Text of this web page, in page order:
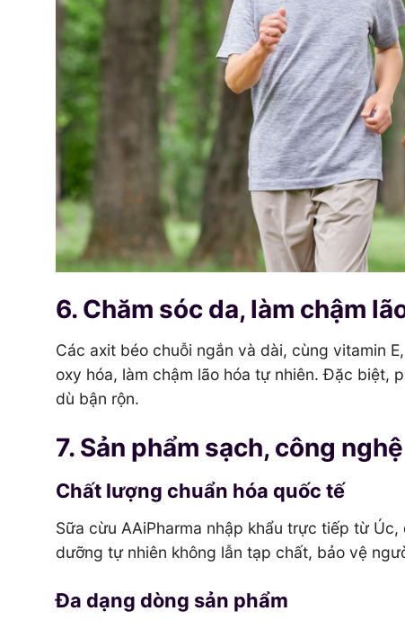
6. Chăm sóc da, làm chậm
Các axit béo chuỗi ngắn và dài, cùng vitamin
oxy hóa, làm chậm lão hóa tự nhiên. Đặc biệt,
dù bận rộn.
7. Sản phẩm sạch, công
Chất lượng chuẩn hóa quốc tế
Sữa cừu AAiPharma nhập khẩu trực tiếp từ
dưỡng tự nhiên không lẫn tạp chất, bảo vệ
Đa dạng dòng sản phẩm